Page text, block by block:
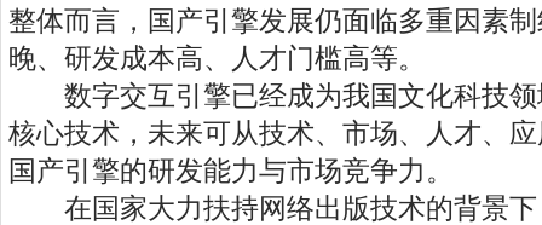
整体而言，国产引擎发展仍面临多重因素
晚、研发成本高、人才门槛高等。
数字交互引擎已经成为我国文化科技领
核心技术，未来可从技术、市场、人才、
国产引擎的研发能力与市场竞争力。
在国家大力扶持网络出版技术的背景下